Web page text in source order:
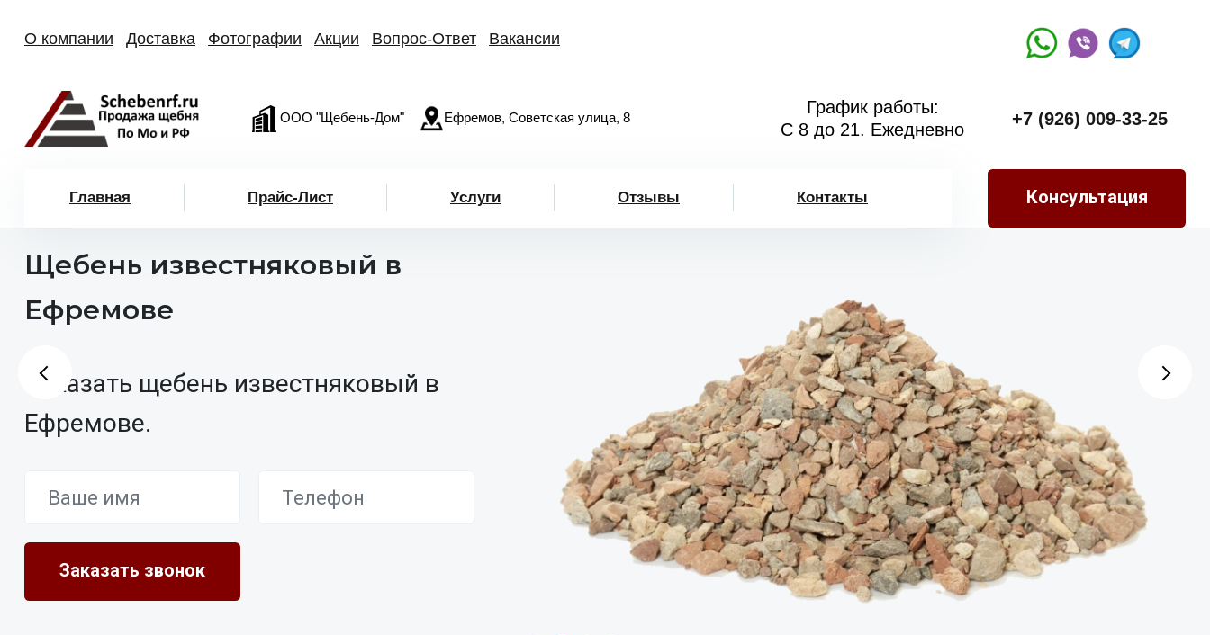
О компании Доставка Фотографии Акции Вопрос-Ответ Вакансии
ООО "Щебень-Дом" Ефремов, Советская улица, 8
График работы:
С 8 до 21. Ежедневно
+7 (926) 009-33-25
Главная Прайс-Лист Услуги Отзывы Контакты Консультация
Щебень известняковый в
Ефремове
Заказать щебень известняковый в
Ефремове.